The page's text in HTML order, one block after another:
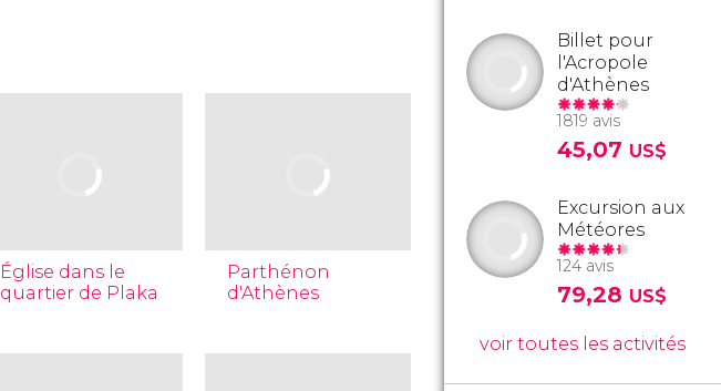
Église dans le
quartier de Plaka
Parthénon
d'Athènes
Billet pour
l'Acropole
d'Athènes
1819 avis
45,07 US$
Excursion aux
Météores
124 avis
79,28 US$
voir toutes les activités